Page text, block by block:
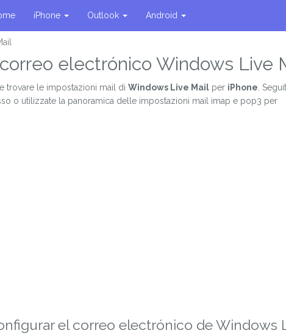
iPhone Outlook Android
electrónico Windows Live
trovare le impostazioni mail di Windows Live Mail per iPhone .
o utilizzate la panoramica delle impostazioni mail imap e pop3 per
el correo electrónico de Windows